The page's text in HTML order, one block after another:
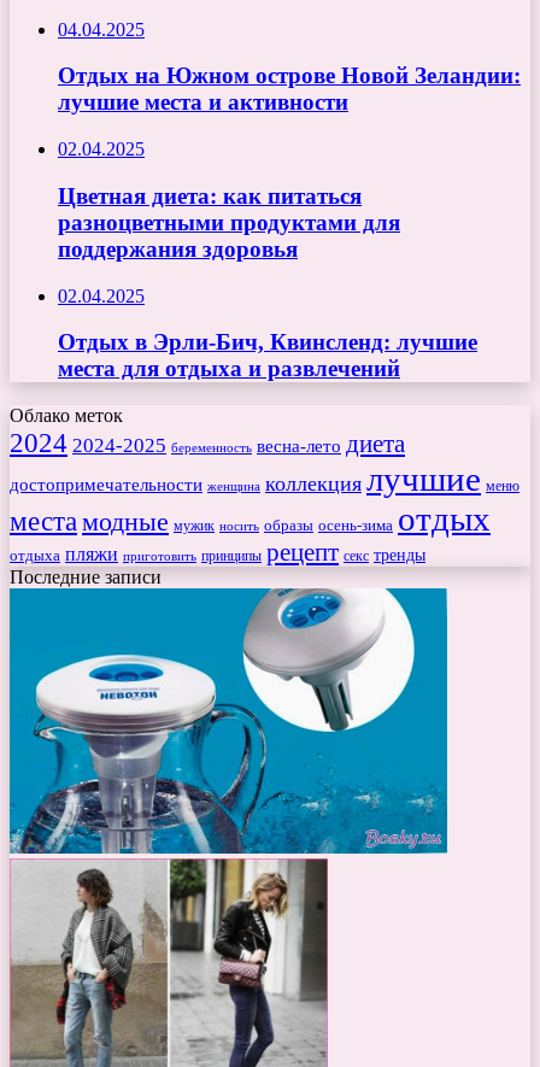
04.04.2025
Отдых на Южном острове Новой Зеландии:
лучшие места и активности
02.04.2025
Цветная диета: как питаться
разноцветными продуктами для
поддержания здоровья
02.04.2025
Отдых в Эрли-Бич, Квинсленд: лучшие
места для отдыха и развлечений
Облако меток
2024 2024-2025 беременность весна-лето диета
достопримечательности женщина коллекция лучшие меню
места модные мужик носить образы осень-зима отдых
отдыха пляжи приготовить принципы рецепт секс тренды
Последние записи